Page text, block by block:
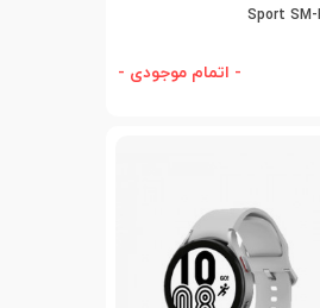
Sport SM-
- اتمام موجودی -